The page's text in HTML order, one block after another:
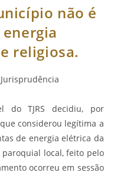
não é
religiosa.
Jurisprudência
do TJRS decidiu, por
considerou legítima a
de energia elétrica da
paroquial local, feito pelo
ocorreu em sessão